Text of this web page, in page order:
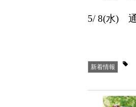
5/ 8(水)
新着情報